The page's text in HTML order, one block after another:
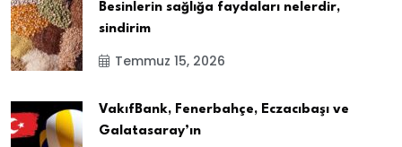
Besinlerin sağlığa faydaları nelerdir,
sindirim
Temmuz 15, 2026
VakıfBank, Fenerbahçe, Eczacıbaşı ve
Galatasaray’ın